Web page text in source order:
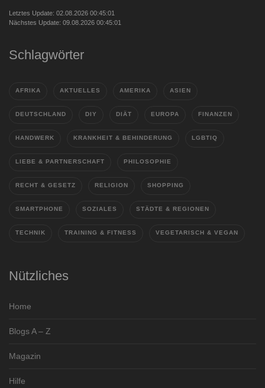
Letztes Update: 02.08.2026 00:45:01
Nächstes Update: 09.08.2026 00:45:01
Schlagwörter
AFRIKA AKTUELLES AMERIKA ASIEN
DEUTSCHLAND DIY DIÄT EUROPA FINANZEN
HANDWERK KRANKHEIT & BEHINDERUNG LGBTIQ
LIEBE & PARTNERSCHAFT PHILOSOPHIE
RECHT & GESETZ RELIGION SHOPPING
SMARTPHONE SOZIALES STÄDTE & REGIONEN
TECHNIK TRAINING & FITNESS VEGETARISCH & VEGAN
Nützliches
Home
Blogs A – Z
Magazin
Hilfe